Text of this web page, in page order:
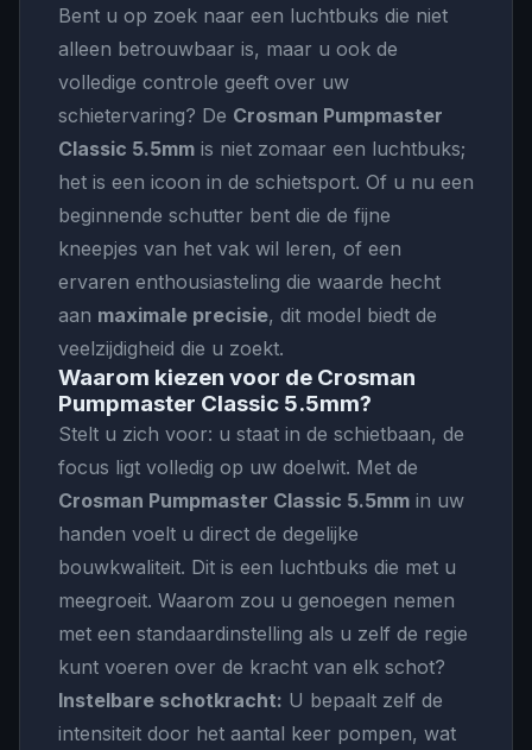
Bent u op zoek naar een luchtbuks die niet
alleen betrouwbaar is, maar u ook de
volledige controle geeft over uw
schietervaring? De Crosman Pumpmaster
Classic 5.5mm is niet zomaar een luchtbuks;
het is een icoon in de schietsport. Of u nu een
beginnende schutter bent die de fijne
kneepjes van het vak wil leren, of een
ervaren enthousiasteling die waarde hecht
aan maximale precisie, dit model biedt de
veelzijdigheid die u zoekt.
Waarom kiezen voor de Crosman
Pumpmaster Classic 5.5mm?
Stelt u zich voor: u staat in de schietbaan, de
focus ligt volledig op uw doelwit. Met de
Crosman Pumpmaster Classic 5.5mm in uw
handen voelt u direct de degelijke
bouwkwaliteit. Dit is een luchtbuks die met u
meegroeit. Waarom zou u genoegen nemen
met een standaardinstelling als u zelf de regie
kunt voeren over de kracht van elk schot?
Instelbare schotkracht: U bepaalt zelf de
intensiteit door het aantal keer pompen, wat